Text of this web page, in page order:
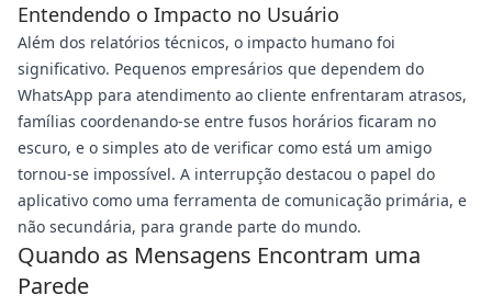
Entendendo o Impacto no Usuário
Além dos relatórios técnicos, o impacto humano foi
significativo. Pequenos empresários que dependem do
WhatsApp para atendimento ao cliente enfrentaram atrasos,
famílias coordenando-se entre fusos horários ficaram no
escuro, e o simples ato de verificar como está um amigo
tornou-se impossível. A interrupção destacou o papel do
aplicativo como uma ferramenta de comunicação primária, e
não secundária, para grande parte do mundo.
Quando as Mensagens Encontram uma
Parede